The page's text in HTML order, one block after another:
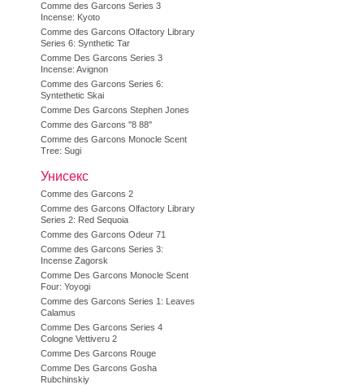
Comme des Garcons Series 3
Incense: Kyoto
Comme des Garcons Olfactory Library
Series 6: Synthetic Tar
Comme Des Garcons Series 3
Incense: Avignon
Comme des Garcons Series 6:
Syntethetic Skai
Comme Des Garcons Stephen Jones
Comme des Garcons ''8 88''
Comme des Garcons Monocle Scent
Tree: Sugi
Унисекс
Comme des Garcons 2
Comme des Garcons Olfactory Library
Series 2: Red Sequoia
Comme des Garcons Odeur 71
Comme des Garcons Series 3:
Incense Zagorsk
Comme Des Garcons Monocle Scent
Four: Yoyogi
Comme des Garcons Series 1: Leaves
Calamus
Comme Des Garcons Series 4
Cologne Vettiveru 2
Comme Des Garcons Rouge
Comme Des Garcons Gosha
Rubchinskiy